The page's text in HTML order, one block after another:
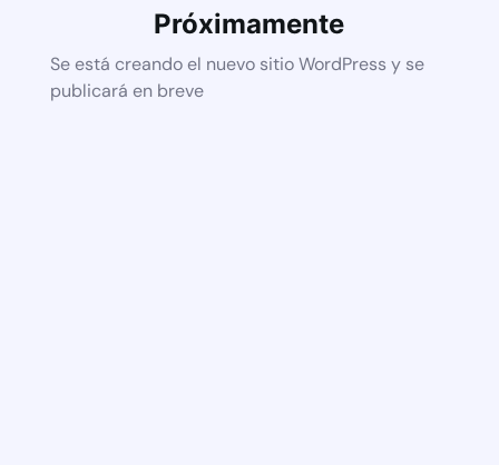
Próximamente
Se está creando el nuevo sitio WordPress y se
publicará en breve